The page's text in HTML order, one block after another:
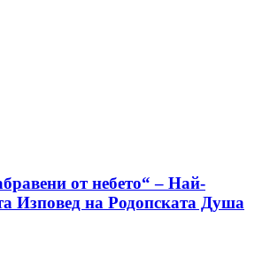
от небето“ – Най-
Изповед на Родопската Душа